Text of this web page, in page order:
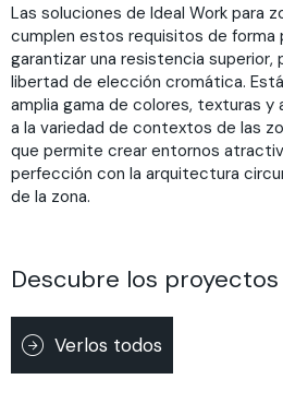
Las soluciones de Ideal Work para
cumplen estos requisitos de forma
garantizar una resistencia superior,
libertad de elección cromática.
amplia gama de colores, texturas y
a la variedad de contextos de las
que permite crear entornos
perfección con la arquitectura
de la zona.
Descubre los proyectos
Verlos todos